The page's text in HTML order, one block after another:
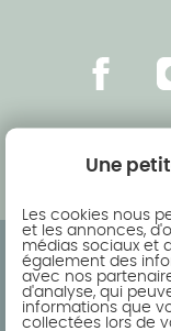
Tout
Une
Les cookies nous
et les annonces,
médias sociaux et
également des
avec nos
d'analyse, qui
informations que
collectées lors de